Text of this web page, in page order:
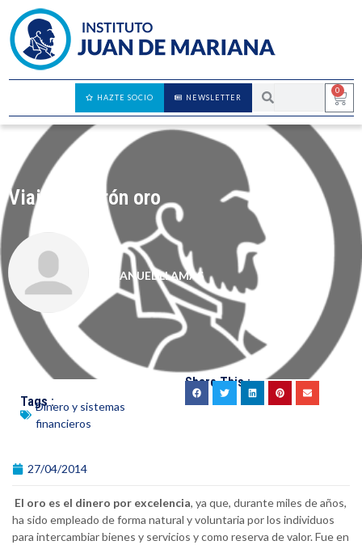
0
NEWSLETTER
HAZTE SOCIO
Viaje al patrón oro
MANUEL LLAMAS
Tags :Dinero y sistemas
financieros
Share This :
27/04/2014
El oro es el dinero por excelencia, ya que, durante miles de años,
ha sido empleado de forma natural y voluntaria por los individuos
para intercambiar bienes y servicios y como reserva de valor. Fue en